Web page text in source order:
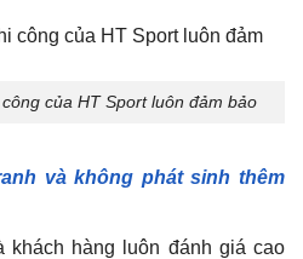
của HT Sport luôn đảm bảo
và không phát sinh thêm
khách hàng luôn đánh giá cao